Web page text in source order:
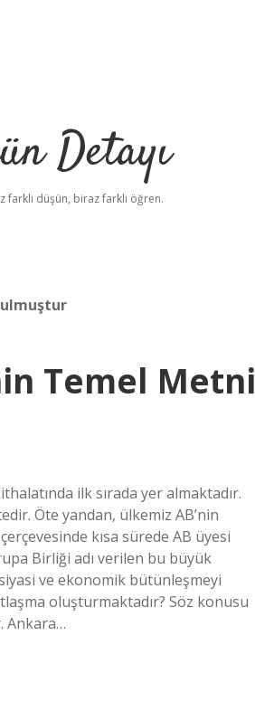
Detayı
farklı düşün, biraz farklı öğren.
Temel Metni
ilk sırada yer almaktadır.
Öte yandan, ülkemiz AB’nin
kısa sürede AB üyesi
Birliği adı verilen bu büyük
ve ekonomik bütünleşmeyi
oluşturmaktadır? Söz konusu
Ankara…